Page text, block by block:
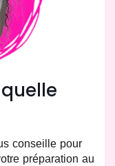
conseille pour
préparation au